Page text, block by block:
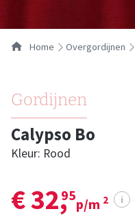
Home overgordijnen
Gordijnen
Calypso Bo
Kleur: Rood
€ 32,
95
p/m 2 i